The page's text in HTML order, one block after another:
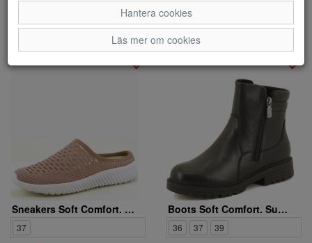
Sneakers Soft Comfort. 5561650 16
37
Boots Soft Comfort. Sunberry brodd
36 37 39
Hantera cookies
Läs mer om cookies